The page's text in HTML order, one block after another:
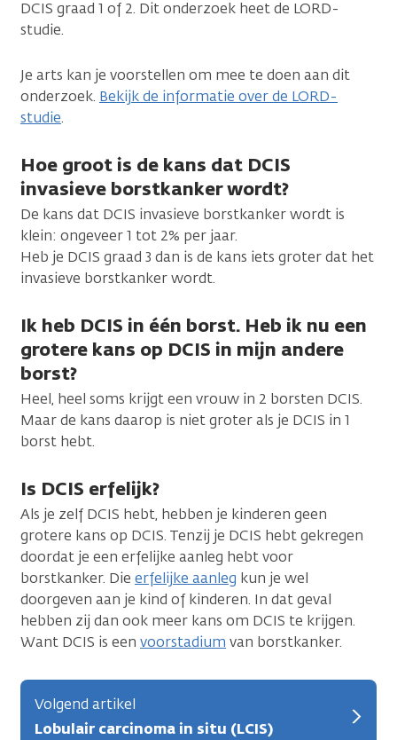
DCIS graad 1 of 2. Dit onderzoek heet de LORD-
studie.
Je arts kan je voorstellen om mee te doen aan dit
onderzoek. Bekijk de informatie over de LORD-
studie.
Hoe groot is de kans dat DCIS
invasieve borstkanker wordt?
De kans dat DCIS invasieve borstkanker wordt is
klein: ongeveer 1 tot 2% per jaar.
Heb je DCIS graad 3 dan is de kans iets groter dat het
invasieve borstkanker wordt.
Ik heb DCIS in één borst. Heb ik nu een
grotere kans op DCIS in mijn andere
borst?
Heel, heel soms krijgt een vrouw in 2 borsten DCIS.
Maar de kans daarop is niet groter als je DCIS in 1
borst hebt.
Is DCIS erfelijk?
Als je zelf DCIS hebt, hebben je kinderen geen
grotere kans op DCIS. Tenzij je DCIS hebt gekregen
doordat je een erfelijke aanleg hebt voor
borstkanker. Die erfelijke aanleg kun je wel
doorgeven aan je kind of kinderen. In dat geval
hebben zij dan ook meer kans om DCIS te krijgen.
Want DCIS is een voorstadium van borstkanker.
Volgend artikel
Lobulair carcinoma in situ (LCIS)